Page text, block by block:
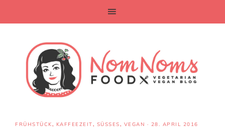
FRÜHSTÜCK, KAFFEEZEIT, SÜSSES , VEGAN · 28. APRIL 2016